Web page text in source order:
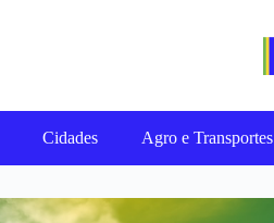
Cidades Agro e Transportes